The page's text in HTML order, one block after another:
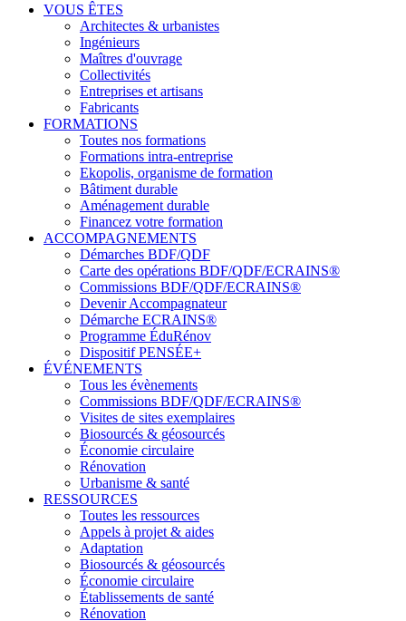
VOUS ÊTES
Architectes & urbanistes
Ingénieurs
Maîtres d'ouvrage
Collectivités
Entreprises et artisans
Fabricants
FORMATIONS
Toutes nos formations
Formations intra-entreprise
Ekopolis, organisme de formation
Bâtiment durable
Aménagement durable
Financez votre formation
ACCOMPAGNEMENTS
Démarches BDF/QDF
Carte des opérations BDF/QDF/ECRAINS®
Commissions BDF/QDF/ECRAINS®
Devenir Accompagnateur
Démarche ECRAINS®
Programme ÉduRénov
Dispositif PENSÉE+
ÉVÉNEMENTS
Tous les évènements
Commissions BDF/QDF/ECRAINS®
Visites de sites exemplaires
Biosourcés & géosourcés
Économie circulaire
Rénovation
Urbanisme & santé
RESSOURCES
Toutes les ressources
Appels à projet & aides
Adaptation
Biosourcés & géosourcés
Économie circulaire
Établissements de santé
Rénovation